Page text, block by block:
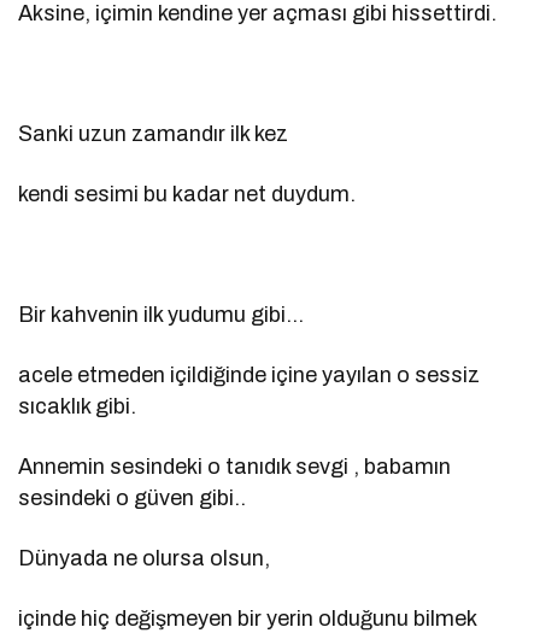
Aksine, içimin kendine yer açması gibi hissettirdi.
Sanki uzun zamandır ilk kez
kendi sesimi bu kadar net duydum.
Bir kahvenin ilk yudumu gibi…
acele etmeden içildiğinde içine yayılan o sessiz
sıcaklık gibi.
Annemin sesindeki o tanıdık sevgi , babamın
sesindeki o güven gibi..
Dünyada ne olursa olsun,
içinde hiç değişmeyen bir yerin olduğunu bilmek